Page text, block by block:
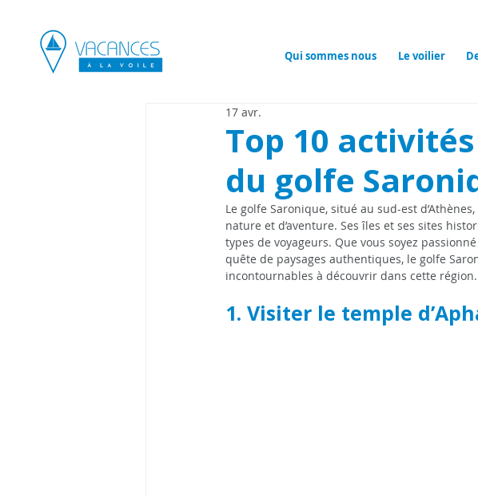
Qui sommes nous Le voilier
Top 10
du golfe
17 avr.
Le golfe Saronique, situé au sud-est
nature et d’aventure. Ses îles et ses sites
types de voyageurs. Que vous soyez
quête de paysages authentiques, le golfe
incontournables à découvrir dans cette région.
1. Visiter le temple